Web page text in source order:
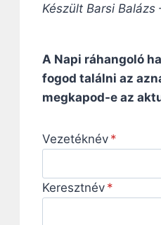
Készült Barsi
A Napi ráhangoló
fogod találni az
megkapod-e az
Vezetéknév
Keresztnév